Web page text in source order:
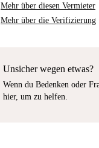
Mehr über diesen Vermieter
Mehr über die Verifizierung
Unsicher wegen etwas?
Wenn du Bedenken oder
hier, um zu helfen.